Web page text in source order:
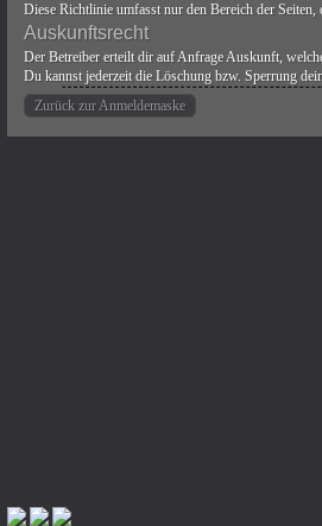
Diese Richtlinie umfasst nur den Bereich der
Auskunftsrecht
Der Betreiber erteilt dir auf Anfrage Auskunft,
Du kannst jederzeit die Löschung bzw. Sperrung
Zurück zur Anmeldemaske